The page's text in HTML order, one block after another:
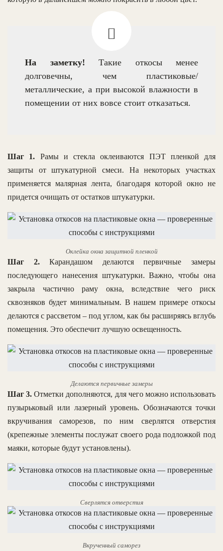
На заметку! Такие откосы менее
долговечны, чем пластиковые/
металлические, а при высокой влажности в
помещении от них вовсе стоит отказаться.
Шаг 1. Рамы и стекла оклеиваются ПЭТ пленкой для
защиты от штукатурной смеси. На некоторых участках
применяется малярная лента, благодаря которой окно не
придется очищать от остатков штукатурки.
Оклейка окна защитной пленкой
Шаг 2.Карандашом делаются первичные замеры
последующего нанесения штукатурки. Важно, чтобы она
закрыла частично раму окна, вследствие чего риск
сквозняков будет минимальным. В нашем примере откосы
делаются с рассветом – под углом, как бы расширяясь вглубь
помещения. Это обеспечит лучшую освещенность.
Делаются первичные замеры
Шаг 3. Отметки дополняются, для чего можно использовать
пузырьковый или лазерный уровень. Обозначаются точки
вкручивания саморезов, по ним сверлятся отверстия
(крепежные элементы послужат своего рода подложкой под
маяки, которые будут установлены).
Сверлятся отверстия
Вкрученный саморез